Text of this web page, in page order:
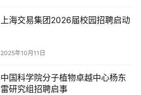
上海交易集团2026届校园招聘启动
2025年10月11日
中国科学院分子植物卓越中心杨东
雷研究组招聘启事